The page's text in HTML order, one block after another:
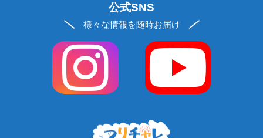
公式SNS
様々な情報を随時お届け